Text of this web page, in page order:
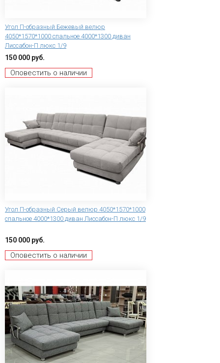
Угол П-образный Бежевый велюр
4050*1570*1000 спальное 4000*1300 диван
Лиссабон-П люкс 1/9
150 000 руб.
Оповестить о наличии
Угол П-образный Серый велюр 4050*1570*1000
спальное 4000*1300 диван Лиссабон-П люкс 1/9
150 000 руб.
Оповестить о наличии